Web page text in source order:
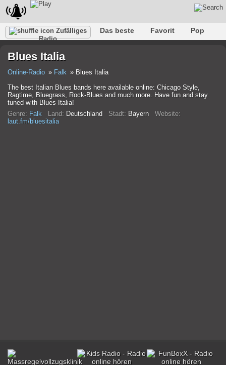
Zufälliges
Radio
Das beste Favorit
Pop
Rap
Trans
Blues Italia
Online-Radio Falk
Blues Italia
The best Italian Blues bands here available online: Chicago Style,
Ragtime, Bluegrass, Rock-Blues and much more. Have fun and stay
tuned with Blues Italia!
Genre: Falk Land: Deutschland Stadt: Bayern Website:
laut.fm/bluesitalia